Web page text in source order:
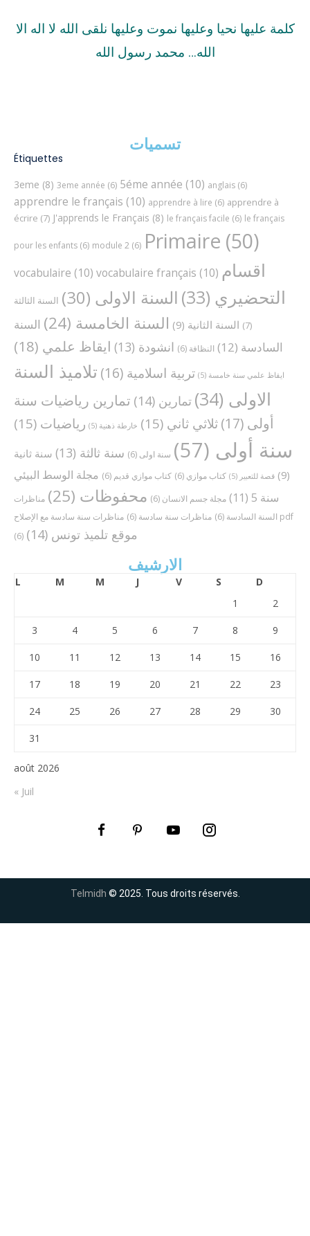
كلمة عليها نحيا وعليها نموت وعليها نلقى الله لا اله الا
الله… محمد رسول الله
تسميات
Étiquettes
3eme (8) 3eme année (6) 5éme année (10) anglais (6)
apprendre le français (10) apprendre à lire (6) apprendre à
écrire (7) J'apprends le Français (8) le français facile (6) le français
pour les enfants (6) module 2 (6) Primaire (50)
vocabulaire (10) vocabulaire français (10) اقسام
التحضيري (33) السنة الاولى (30)
السنة الثالثة
(7)
السنة الثانية (9) السنة الخامسة (24)
السنة
السادسة (12) النظافة (6) انشودة (13) ايقاظ علمي (18)
ايقاظ علمي سنة خامسة (5) تربية اسلامية (16)
تلاميذ السنة
الاولى (34) تمارين (14)
تمارين رياضيات سنة
أولى (17) ثلاثي ثاني (15) خارطة ذهنية (5) رياضيات (15)
سنة أولى (57) سنة اولى (6) سنة ثالثة (13)
سنة ثانية
(9)
قصة للتعبير (5) كتاب موازي (6) كتاب موازي قديم (6)
مجلة الوسط البيئي
سنة 5
(11) مجلة جسم الانسان (6) محفوظات (25)
مناظرات
السنة السادسة (6) مناظرات سنة سادسة (6)
مناظرات سنة سادسة مع الإصلاح pdf
(6)
موقع تلميذ تونس (14)
الارشيف
août 2026
L M M J V S
D
1
2
3 4 5 6 7 8 9
10 11 12 13 14 15 16
17 18 19 20 21 22 23
24 25 26 27 28 29 30
31
« Juil
Telmidh © 2025. Tous droits réservés.